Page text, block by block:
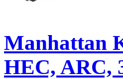
Manhattan
HEC, ARC,